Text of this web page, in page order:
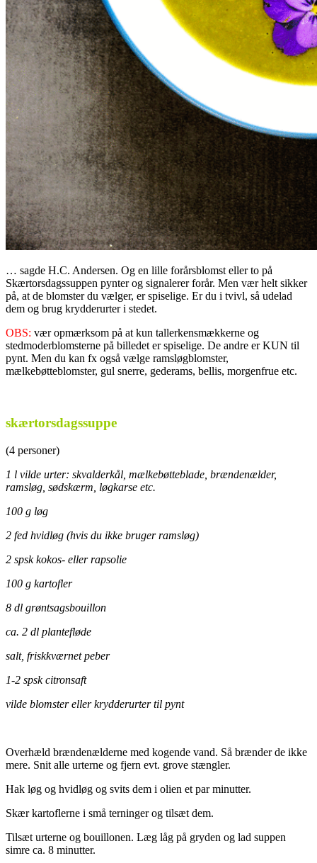
… sagde H.C. Andersen. Og en lille forårsblomst eller to på
Skærtorsdagssuppen pynter og signalerer forår. Men vær helt sikker
på, at de blomster du vælger, er spiselige. Er du i tvivl, så udelad
dem og brug krydderurter i stedet.
OBS: vær opmærksom på at kun tallerkensmækkerne og
stedmoderblomsterne på billedet er spiselige. De andre er KUN til
pynt. Men du kan fx også vælge ramsløgblomster,
mælkebøtteblomster, gul snerre, gederams, bellis, morgenfrue etc.
skærtorsdagssuppe
(4 personer)
1 l vilde urter: skvalderkål, mælkebøtteblade, brændenælder,
ramsløg, sødskærm, løgkarse etc.
100 g løg
2 fed hvidløg (hvis du ikke bruger ramsløg)
2 spsk kokos- eller rapsolie
100 g kartofler
8 dl grøntsagsbouillon
ca. 2 dl plantefløde
salt, friskkværnet peber
1-2 spsk citronsaft
vilde blomster eller krydderurter til pynt
Overhæld brændenælderne med kogende vand. Så brænder de ikke
mere. Snit alle urterne og fjern evt. grove stængler.
Hak løg og hvidløg og svits dem i olien et par minutter.
Skær kartoflerne i små terninger og tilsæt dem.
Tilsæt urterne og bouillonen. Læg låg på gryden og lad suppen
simre ca. 8 minutter.